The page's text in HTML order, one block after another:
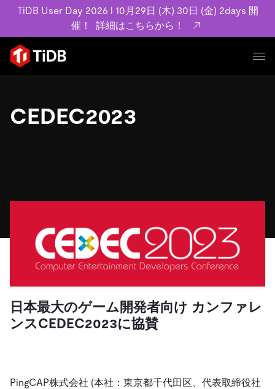
TiDB User Day 2026 l 10月29日 (木) 30日 (金) 2days 開
催！
詳細はこちらから！
プロダクト
MySQL互換の分散データベースで高可用性と水平スケー
ラビリティを備え大規模データをリアルタイムで処理でき
プラン
料金
Integrations
TiKV
TiSpark
ユースケース
フィンテック
Eコマース
SaaS
運用インテリジェンスの活用
アーカイブ動画
スライド
エンゲージメント
イベント
Developer Hub
Discord Community
会社概要
規約類
基本規約、TiDBクラウドサービス契約、SLA、利用規約、
プライバシーポリシーなど、契約関連の情報を紹介しま
Trust Hub
お客様のデータの機密性、可用性、安全性について紹介し
会社概要
ドキュメント
TiDB Cloud
TiDB
開発者ガイド
無料で始める
CEDEC2023
日本最大のゲーム開発者向け カンファレ
ンスCEDEC2023に協賛
PingCAP株式会社 (本社：東京都千代田区、代表取締役社